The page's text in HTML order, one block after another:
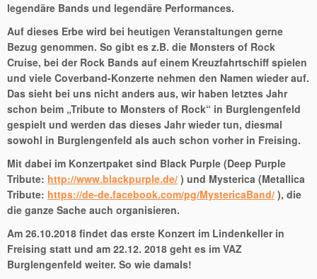
legendäre Bands und legendäre Performances.
Auf dieses Erbe wird bei heutigen Veranstaltungen gerne
Bezug genommen. So gibt es z.B. die Monsters of Rock
Cruise, bei der Rock Bands auf einem Kreuzfahrtschiff spielen
und viele Coverband-Konzerte nehmen den Namen wieder auf.
Das sieht bei uns nicht anders aus, wir haben letztes Jahr
schon beim „Tribute to Monsters of Rock“ in Burglengenfeld
gespielt und werden das dieses Jahr wieder tun, diesmal
sowohl in Burglengenfeld als auch schon vorher in Freising.
Mit dabei im Konzertpaket sind Black Purple (Deep Purple
Tribute: http://www.blackpurple.de/ ) und Mysterica (Metallica
Tribute: https://de-de.facebook.com/pg/MystericaBand/ ), die
die ganze Sache auch organisieren.
Am 26.10.2018 findet das erste Konzert im Lindenkeller in
Freising statt und am 22.12. 2018 geht es im VAZ
Burglengenfeld weiter. So wie damals!